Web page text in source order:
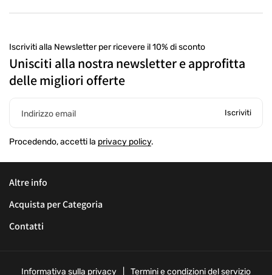
Iscriviti alla Newsletter per ricevere il 10% di sconto
Unisciti alla nostra newsletter e approfitta
delle migliori offerte
Indirizzo email Iscriviti
Procedendo, accetti la privacy policy.
Altre info
Acquista per Categoria
Contatti
Informativa sulla privacy Termini e condizioni del servizio